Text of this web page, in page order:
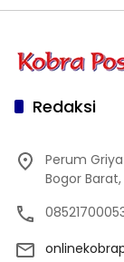
Redaksi
Perum
Bogor